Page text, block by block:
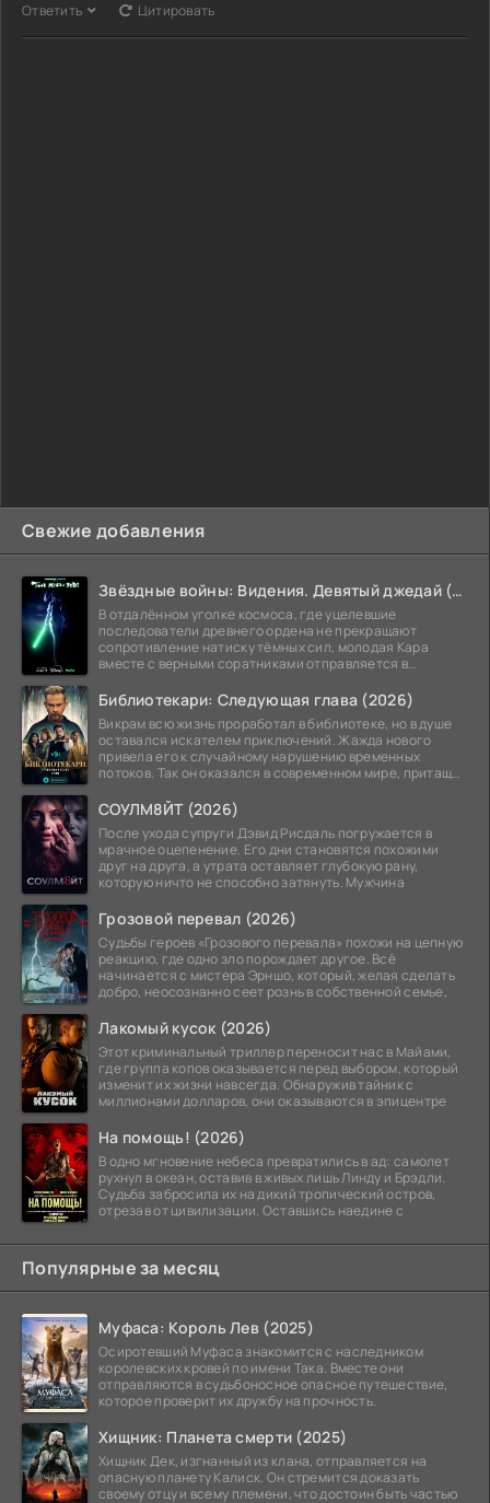
Свежие добавления
Звёздные войны: Видения. Девятый джедай (2026)
В отдалённом уголке космоса, где уцелевшие
последователи древнего ордена не прекращают
сопротивление натиску тёмных сил, молодая Кара
вместе с верными соратниками отправляется в
Библиотекари: Следующая глава (2026)
Викрам всю жизнь проработал в библиотеке, но в душе
оставался искателем приключений. Жажда нового
привела его к случайному нарушению временных
потоков. Так он оказался в современном мире, притащив
СОУЛМ8ЙТ (2026)
После ухода супруги Дэвид Рисдаль погружается в
мрачное оцепенение. Его дни становятся похожими
друг на друга, а утрата оставляет глубокую рану,
которую ничто не способно затянуть. Мужчина
Грозовой перевал (2026)
Судьбы героев «Грозового перевала» похожи на цепную
реакцию, где одно зло порождает другое. Всё
начинается с мистера Эрншо, который, желая сделать
добро, неосознанно сеет рознь в собственной семье,
Лакомый кусок (2026)
Этот криминальный триллер переносит нас в Майами,
где группа копов оказывается перед выбором, который
изменит их жизни навсегда. Обнаружив тайник с
миллионами долларов, они оказываются в эпицентре
На помощь! (2026)
В одно мгновение небеса превратились в ад: самолет
рухнул в океан, оставив в живых лишь Линду и Брэдли.
Судьба забросила их на дикий тропический остров,
отрезав от цивилизации. Оставшись наедине с
Популярные за месяц
Муфаса: Король Лев (2025)
Осиротевший Муфаса знакомится с наследником
королевских кровей по имени Така. Вместе они
отправляются в судьбоносное опасное путешествие,
которое проверит их дружбу на прочность.
Хищник: Планета смерти (2025)
Хищник Дек, изгнанный из клана, отправляется на
опасную планету Калиск. Он стремится доказать
своему отцу и всему племени, что достоин быть частью
Ответить Цитировать